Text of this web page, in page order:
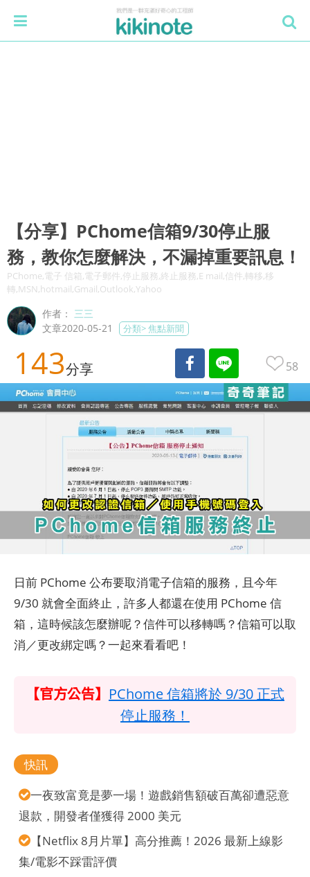
【分享】PChome信箱9/30停止服
務，教你怎麼解決，不漏掉重要訊息！
PChome,電子 信箱,電子郵件,停止服務,終止服務,E mail,信件,轉移,移
轉,MSN,hotmail,Gmail,Outlook,Yahoo
作者： 三三
文章2020-05-21
分類>焦點新聞
143分享 58
日前 PChome 公布要取消電子信箱的服務，且今年
9/30 就會全面終止，許多人都還在使用 PChome 信
箱，這時候該怎麼辦呢？信件可以移轉嗎？信箱可以取
消／更改綁定嗎？一起來看看吧！
【官方公告】 PChome 信箱將於 9/30 正式
停止服務！
快訊
一夜致富竟是夢一場！遊戲銷售額破百萬卻遭惡意
退款，開發者僅獲得 2000 美元
【Netflix 8月片單】高分推薦！2026 最新上線影
集/電影不踩雷評價